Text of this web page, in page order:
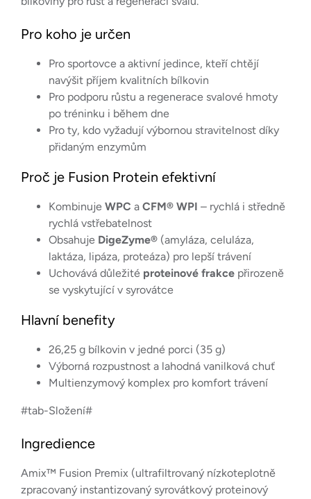
Pro koho je určen
Pro sportovce a aktivní jedince, kteří chtějí
navýšit příjem kvalitních bílkovin
Pro podporu růstu a regenerace svalové hmoty
po tréninku i během dne
Pro ty, kdo vyžadují výbornou stravitelnost díky
přidaným enzymům
Proč je Fusion Protein efektivní
Kombinuje WPC a CFM® WPI – rychlá i středně
rychlá vstřebatelnost
Obsahuje DigeZyme® (amyláza, celuláza,
laktáza, lipáza, proteáza) pro lepší trávení
Uchovává důležité proteinové frakce přirozeně
se vyskytující v syrovátce
Hlavní benefity
26,25 g bílkovin v jedné porci (35 g)
Výborná rozpustnost a lahodná vanilková chuť
Multienzymový komplex pro komfort trávení
#tab-Složení#
Ingredience
Amix™ Fusion Premix (ultrafiltrovaný nízkoteplotně
zpracovaný instantizovaný syrovátkový proteinový